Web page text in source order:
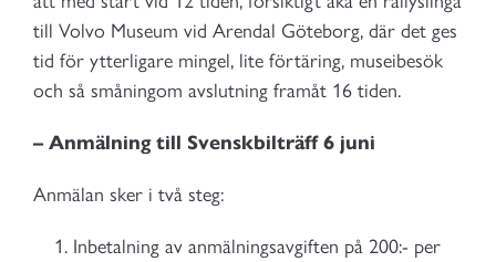
till Volvo Museum vid Arendal Göteborg, där det ges
tid för ytterligare mingel, lite förtäring, museibesök
och så småningom avslutning framåt 16 tiden.
– Anmälning till Svenskbilträff 6 juni
Anmälan sker i två steg:
Inbetalning av anmälningsavgiften på 200:- per